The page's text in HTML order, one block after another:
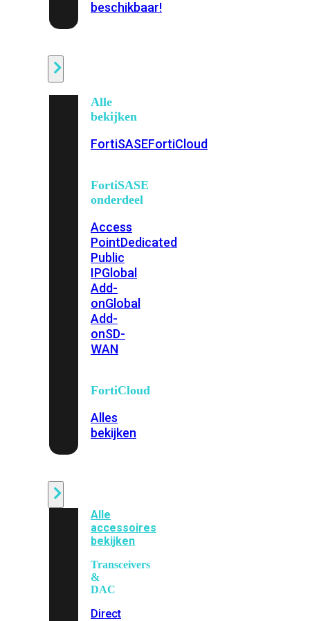
beschikbaar!
Alle
bekijken
FortiSASEFortiCloud
FortiSASE
onderdeel
Access
PointDedicated
Public
IPGlobal
Add-
onGlobal
Add-
onSD-
WAN
FortiCloud
Alles
bekijken
Alle
accessoires
bekijken
Transceivers
&
DAC
Direct